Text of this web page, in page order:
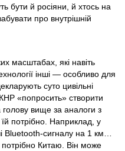
бути й росіяни, й хтось на
про внутрішній
масштабах, які навіть
інші — особливо для
суто цивільні
«попросить» створити
голову вище за аналоги з
потрібно. Наприклад, у
Bluetooth-сигналу на 1 км…
Китаю. Він може